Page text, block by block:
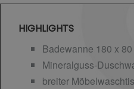
HIGHLIGHTS
Badewanne 180 x
Mineralguss-
breiter